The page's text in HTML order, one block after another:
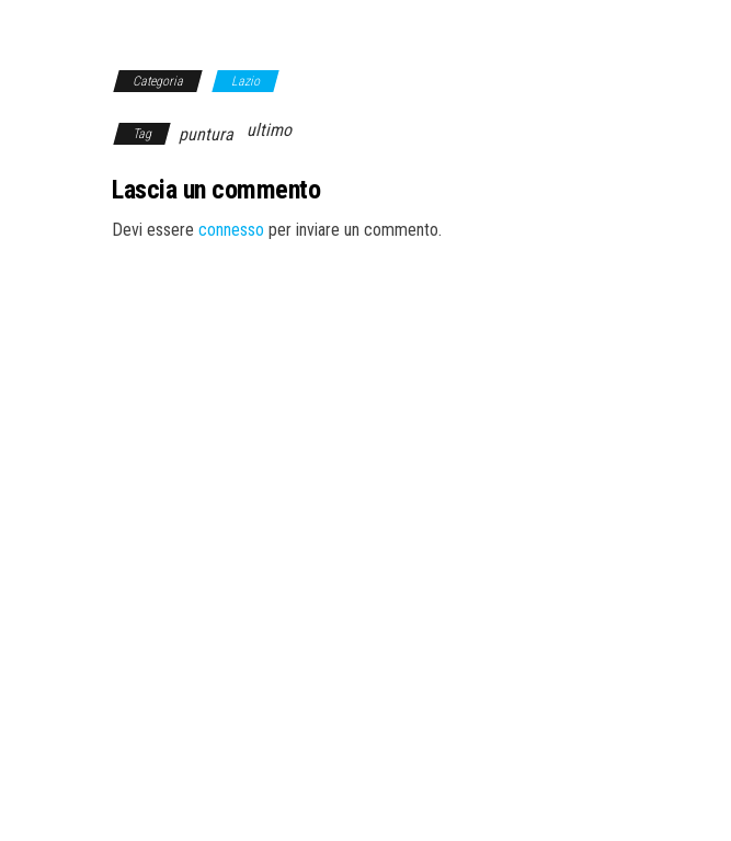
Categoria Lazio
Tag puntura ultimo
Lascia un commento
Devi essere connesso per inviare un commento.